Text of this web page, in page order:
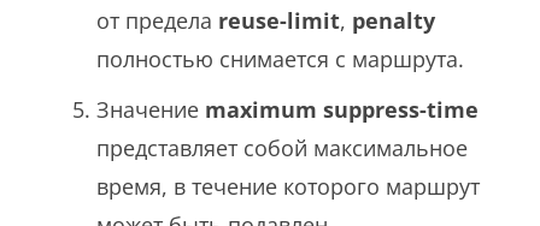
от предела reuse-limit, penalty
полностью снимается с маршрута.
Значение maximum suppress-time
представляет собой максимальное
время, в течение которого маршрут